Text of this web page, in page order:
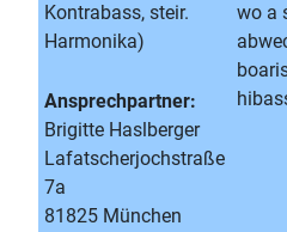
Kontrabass, steir.
Harmonika)
wo a
Ansprechpartner:
Brigitte Haslberger
Lafatscherjochstraße
7a
81825 München